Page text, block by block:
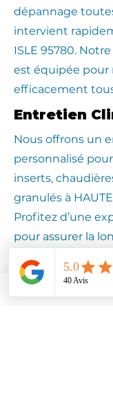
dépannage
intervient
ISLE 95780.
est équipée pour
efficacement
Entretien
Nous offrons un
personnalisé
inserts,
granulés à
Profitez d’une
pour assurer la